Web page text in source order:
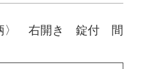
〉 右開き 錠付 間